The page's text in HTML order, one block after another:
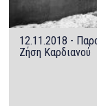
12.11.2018 -
Ζήση Καρδιανού